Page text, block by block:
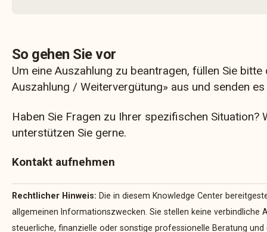
So gehen Sie vor
Um eine Auszahlung zu beantragen, füllen Sie
Auszahlung / Weitervergütung» aus und senden
Haben Sie Fragen zu Ihrer spezifischen Situation?
unterstützen Sie gerne.
Kontakt aufnehmen
Rechtlicher Hinweis: Die in diesem Knowledge Center
allgemeinen Informationszwecken. Sie stellen keine verbindliche
steuerliche, finanzielle oder sonstige professionelle Beratung